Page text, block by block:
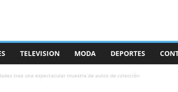
TELEVISION MODA DEPORTES
trae una espectacular muestra de autos de colección